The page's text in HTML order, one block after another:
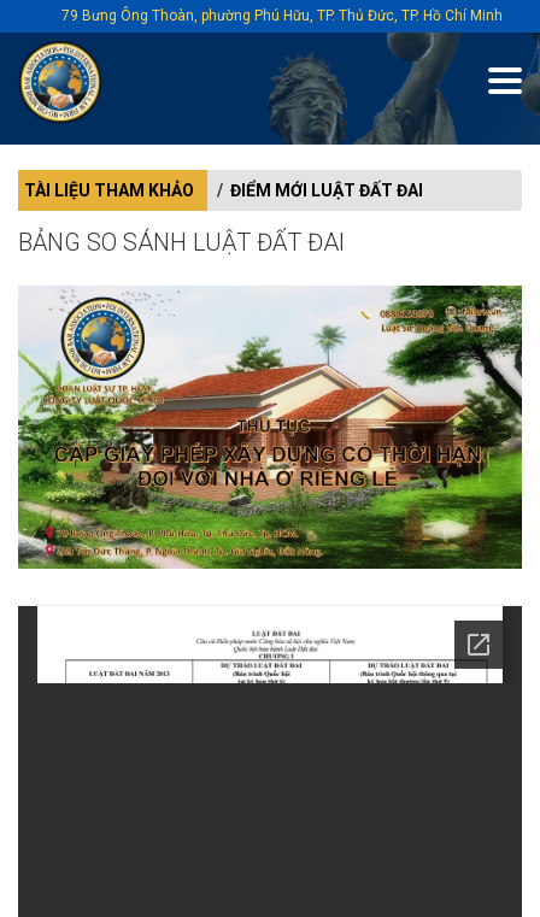
79 Bưng Ông Thoàn, phường Phú Hữu, TP. Thủ Đức, TP. Hồ Chí Minh
TÀI LIỆU THAM KHẢO ĐIỂM MỚI LUẬT ĐẤT ĐAI
BẢNG SO SÁNH LUẬT ĐẤT ĐAI